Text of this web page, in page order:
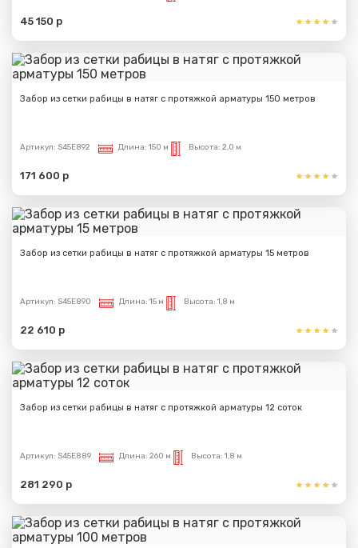
45 150 р
Забор из сетки рабицы в натяг с протяжкой арматуры 150 метров
Артикул: S45E892 Длина: 150 м Высота: 2,0 м
171 600 р
Забор из сетки рабицы в натяг с протяжкой арматуры 15 метров
Артикул: S45E890 Длина: 15 м Высота: 1,8 м
22 610 р
Забор из сетки рабицы в натяг с протяжкой арматуры 12 соток
Артикул: S45E889 Длина: 260 м Высота: 1,8 м
281 290 р